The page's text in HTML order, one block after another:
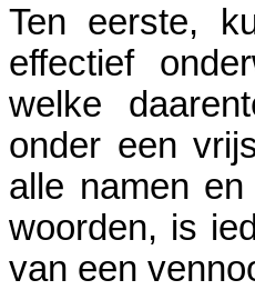
Ten eerste,
effectief
welke
onder een
alle namen
woorden, is
van een